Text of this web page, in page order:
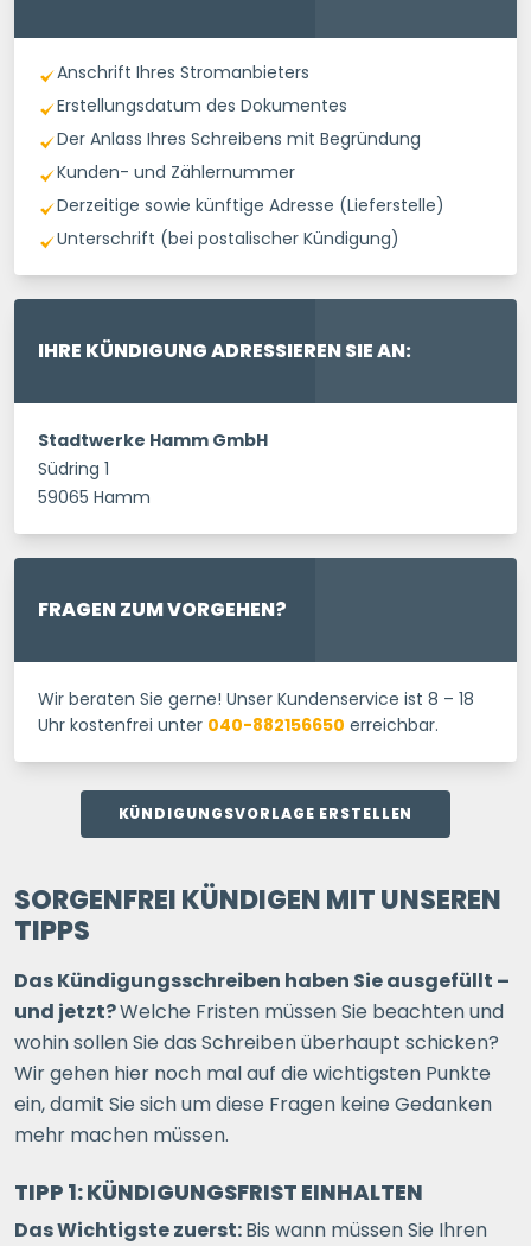
Anschrift Ihres Stromanbieters
Erstellungsdatum des Dokumentes
Der Anlass Ihres Schreibens mit Begründung
Kunden- und Zählernummer
Derzeitige sowie künftige Adresse (Lieferstelle)
Unterschrift (bei postalischer Kündigung)
IHRE KÜNDIGUNG ADRESSIEREN SIE AN:
Stadtwerke Hamm GmbH
Südring 1
59065 Hamm
FRAGEN ZUM VORGEHEN?
Wir beraten Sie gerne! Unser Kundenservice ist 8 – 18
Uhr kostenfrei unter 040-882156650 erreichbar.
KÜNDIGUNGSVORLAGE ERSTELLEN
SORGENFREI KÜNDIGEN MIT UNSEREN
TIPPS
Das Kündigungsschreiben haben Sie ausgefüllt –
und jetzt?Welche Fristen müssen Sie beachten und
wohin sollen Sie das Schreiben überhaupt schicken?
Wir gehen hier noch mal auf die wichtigsten Punkte
ein, damit Sie sich um diese Fragen keine Gedanken
mehr machen müssen.
TIPP 1: KÜNDIGUNGSFRIST EINHALTEN
Das Wichtigste zuerst:Bis wann müssen Sie Ihren